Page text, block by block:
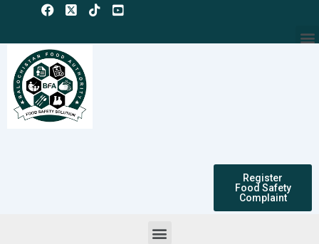
content
Register
Food Safety
Complaint
Menu